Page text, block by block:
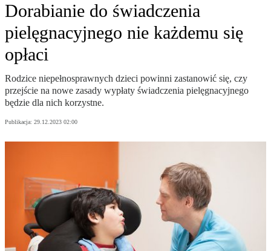
Dorabianie do świadczenia
pielęgnacyjnego nie każdemu się
opłaci
Rodzice niepełnosprawnych dzieci powinni zastanowić się, czy
przejście na nowe zasady wypłaty świadczenia pielęgnacyjnego
będzie dla nich korzystne.
Publikacja: 29.12.2023 02:00